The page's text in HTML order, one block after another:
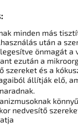
minden más
után a
önmagát
ezután a
szereket és a
állítják elő,
nedvesítő